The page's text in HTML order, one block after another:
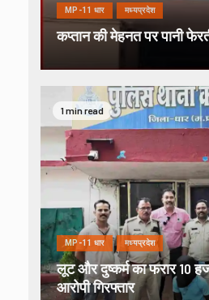
MP-11 धार मध्यप्रदेश
कप्तान की मेहनत पर पानी
1 min read
MP-11 धार मध्यप्रदेश
लूट और दुष्कर्म का फरार 10
आरोपी गिरफ्तार